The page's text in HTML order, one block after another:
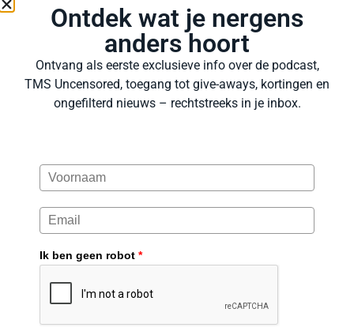
Waardeer je wat wij
maken?
Ontdek wat je nergens
anders hoort
Ontvang als eerste exclusieve info over de podcast,
TMS Uncensored, toegang tot give-aways, kortingen en
ongefilterd nieuws – rechtstreeks in je inbox.
Ik ben geen robot *